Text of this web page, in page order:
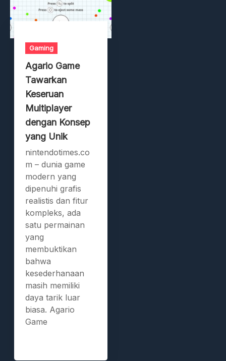
Gaming
Agario Game
Tawarkan
Keseruan
Multiplayer
dengan Konsep
yang Unik
nintendotimes.co
m – dunia game
modern yang
dipenuhi grafis
realistis dan fitur
kompleks, ada
satu permainan
yang
membuktikan
bahwa
kesederhanaan
masih memiliki
daya tarik luar
biasa. Agario
Game